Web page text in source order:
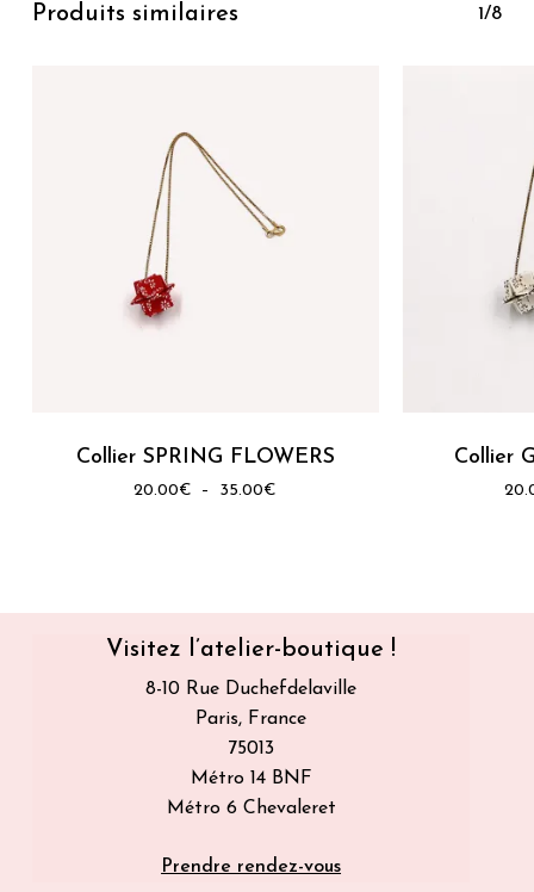
Produits similaires 1/8
Collier SPRING FLOWERS
20.00€ – 35.00€
Collier
Visitez l’atelier-boutique !
8-10 Rue Duchefdelaville
Paris, France
75013
Métro 14 BNF
Métro 6 Chevaleret
Prendre rendez-vous